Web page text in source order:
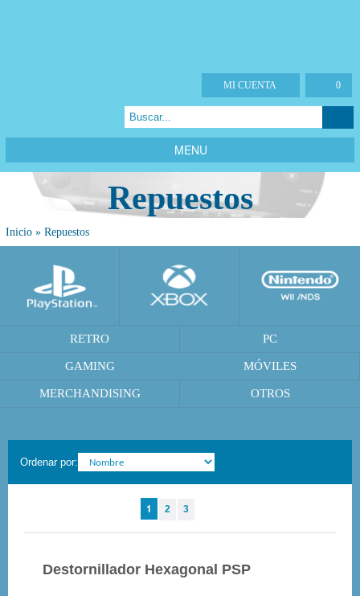
0
MI CUENTA
MENU
Repuestos
Inicio » Repuestos
RETRO PC
GAMING MÓVILES
MERCHANDISING OTROS
Ordenar por:
1 2 3
Destornillador Hexagonal PSP